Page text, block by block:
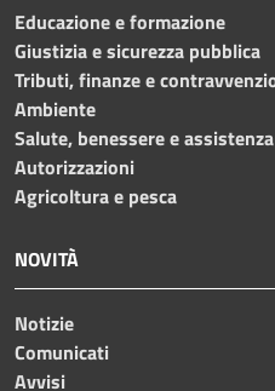
Educazione e formazione
Giustizia e sicurezza pubblica
Tributi, finanze e
Ambiente
Salute, benessere e assistenza
Autorizzazioni
Agricoltura e pesca
NOVITÀ
Notizie
Comunicati
Avvisi